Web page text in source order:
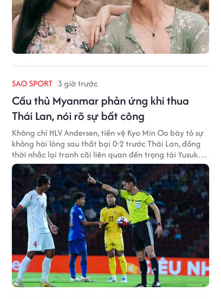
SAO SPORT 3 giờ trước
Cầu thủ Myanmar phản ứng khi thua
Thái Lan, nói rõ sự bất công
Không chỉ HLV Andersen, tiền vệ Kyo Min Oo bày tỏ sự
không hài lòng sau thất bại 0-2 trước Thái Lan, đồng
thời nhắc lại tranh cãi liên quan đến trọng tài Yusuke
Ohashi.